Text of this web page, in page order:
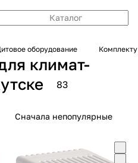
Каталог
оборудование
климат-
83
Сначала непопулярные